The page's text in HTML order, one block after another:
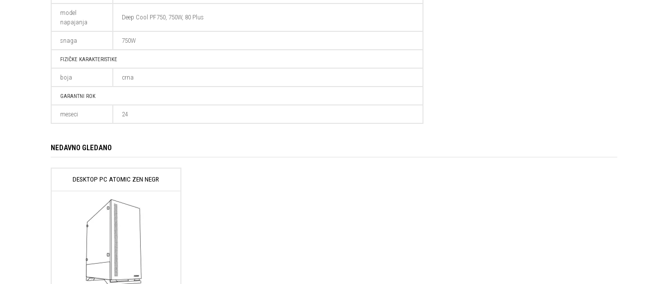
model
napajanja
Deep Cool PF750, 750W, 80 Plus
snaga 750W
FIZIČKE KARAKTERISTIKE
boja crna
GARANTNI ROK
meseci 24
NEDAVNO GLEDANO
DESKTOP PC ATOMIC ZEN NEGR